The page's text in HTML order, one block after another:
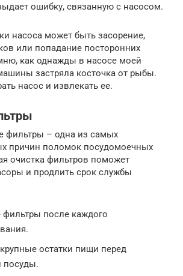
ошибку, связанную с насосом.
насоса может быть засорение,
или попадание посторонних
как однажды в насосе моей
застряла косточка от рыбы.
насос и извлекать ее.
фильтры – одна из самых
причин поломок посудомоечных
очистка фильтров поможет
и продлить срок службы
фильтры после каждого
остатки пищи перед
посуды.